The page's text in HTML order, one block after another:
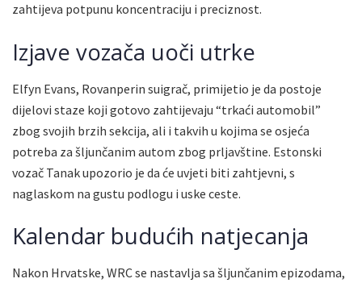
zahtijeva potpunu koncentraciju i preciznost.
Izjave vozača uoči utrke
Elfyn Evans, Rovanperin suigrač, primijetio je da postoje
dijelovi staze koji gotovo zahtijevaju “trkaći automobil”
zbog svojih brzih sekcija, ali i takvih u kojima se osjeća
potreba za šljunčanim autom zbog prljavštine. Estonski
vozač Tanak upozorio je da će uvjeti biti zahtjevni, s
naglaskom na gustu podlogu i uske ceste.
Kalendar budućih natjecanja
Nakon Hrvatske, WRC se nastavlja sa šljunčanim epizodama,